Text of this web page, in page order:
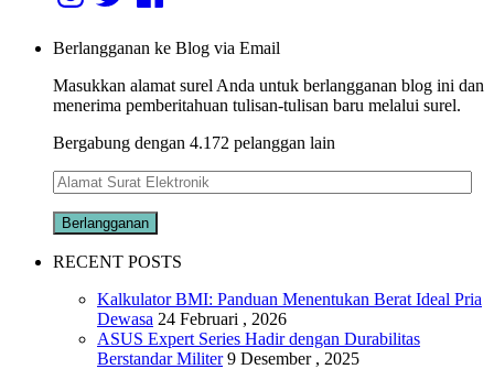
Berlangganan ke Blog via Email
Masukkan alamat surel Anda untuk berlangganan blog ini dan
menerima pemberitahuan tulisan-tulisan baru melalui surel.
Bergabung dengan 4.172 pelanggan lain
Alamat
Surat
Elektronik
RECENT POSTS
Kalkulator BMI: Panduan Menentukan Berat Ideal Pria
Dewasa 24 Februari , 2026
ASUS Expert Series Hadir dengan Durabilitas
Berstandar Militer 9 Desember , 2025